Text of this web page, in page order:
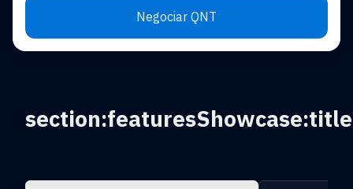
Negociar QNT
section:featuresShowcase:title